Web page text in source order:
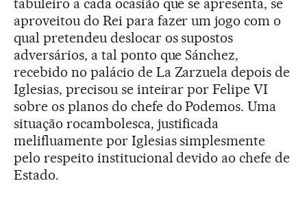
tabuleiro a cada ocasião que se apresenta, se
aproveitou do Rei para fazer um jogo com o
qual pretendeu deslocar os supostos
adversários, a tal ponto que Sánchez,
recebido no palácio de La Zarzuela depois de
Iglesias, precisou se inteirar por Felipe VI
sobre os planos do chefe do Podemos. Uma
situação rocambolesca, justificada
melifluamente por Iglesias simplesmente
pelo respeito institucional devido ao chefe de
Estado.